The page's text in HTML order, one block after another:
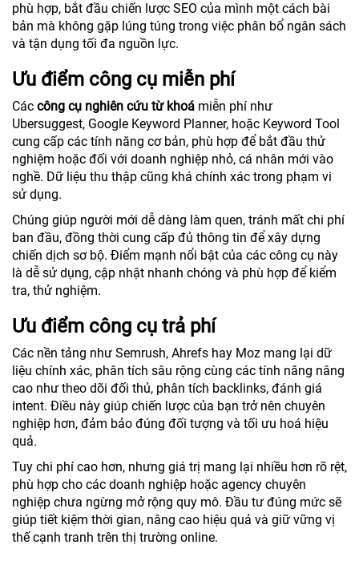
phù hợp, bắt đầu chiến lược SEO của mình một cách bài
bản mà không gặp lúng túng trong việc phân bổ ngân sách
và tận dụng tối đa nguồn lực.
Ưu điểm công cụ miễn phí
Các công cụ nghiên cứu từ khoá miễn phí như
Ubersuggest, Google Keyword Planner, hoặc Keyword Tool
cung cấp các tính năng cơ bản, phù hợp để bắt đầu thử
nghiệm hoặc đối với doanh nghiệp nhỏ, cá nhân mới vào
nghề. Dữ liệu thu thập cũng khá chính xác trong phạm vi
sử dụng.
Chúng giúp người mới dễ dàng làm quen, tránh mất chi phí
ban đầu, đồng thời cung cấp đủ thông tin để xây dựng
chiến dịch sơ bộ. Điểm mạnh nổi bật của các công cụ này
là dễ sử dụng, cập nhật nhanh chóng và phù hợp để kiểm
tra, thử nghiệm.
Ưu điểm công cụ trả phí
Các nền tảng như Semrush, Ahrefs hay Moz mang lại dữ
liệu chính xác, phân tích sâu rộng cùng các tính năng nâng
cao như theo dõi đối thủ, phân tích backlinks, đánh giá
intent. Điều này giúp chiến lược của bạn trở nên chuyên
nghiệp hơn, đảm bảo đúng đối tượng và tối ưu hoá hiệu
quả.
Tuy chi phí cao hơn, nhưng giá trị mang lại nhiều hơn rõ rệt,
phù hợp cho các doanh nghiệp hoặc agency chuyên
nghiệp chưa ngừng mở rộng quy mô. Đầu tư đúng mức sẽ
giúp tiết kiệm thời gian, nâng cao hiệu quả và giữ vững vị
thế cạnh tranh trên thị trường online.